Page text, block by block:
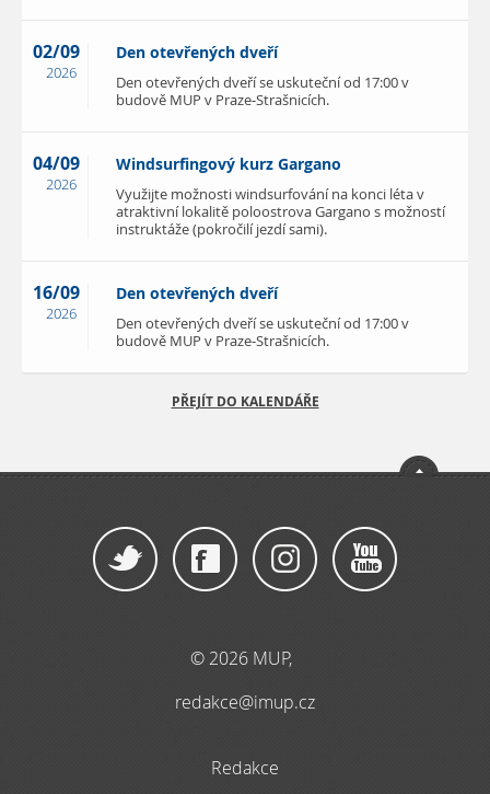
02/09
2026
Den otevřených dveří
Den otevřených dveří se uskuteční od 17:00 v
budově MUP v Praze-Strašnicích.
04/09
2026
Windsurfingový kurz Gargano
Využijte možnosti windsurfování na konci léta v
atraktivní lokalitě poloostrova Gargano s možností
instruktáže (pokročilí jezdí sami).
16/09
2026
Den otevřených dveří
Den otevřených dveří se uskuteční od 17:00 v
budově MUP v Praze-Strašnicích.
PŘEJÍT DO KALENDÁŘE
© 2026 MUP,
redakce@imup.cz
Redakce